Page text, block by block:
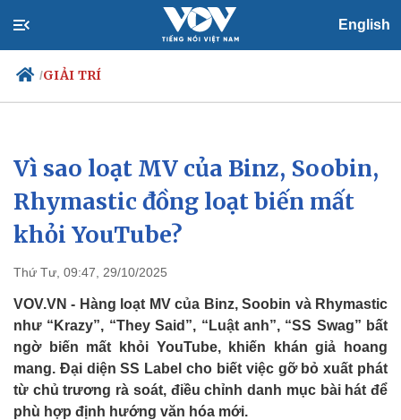
English
/GIẢI TRÍ
Chính trị
Đảng
Tổ chức nhân sự
Quốc hội
Xã hội
Tin 24h
Dự báo thời tiết
Vì sao loạt MV của Binz, Soobin,
Rhymastic đồng loạt biến mất
khỏi YouTube?
Thứ Tư, 09:47, 29/10/2025
VOV.VN - Hàng loạt MV của Binz, Soobin và Rhymastic
như “Krazy”, “They Said”, “Luật anh”, “SS Swag” bất
ngờ biến mất khỏi YouTube, khiến khán giả hoang
mang. Đại diện SS Label cho biết việc gỡ bỏ xuất phát
từ chủ trương rà soát, điều chỉnh danh mục bài hát để
phù hợp định hướng văn hóa mới.